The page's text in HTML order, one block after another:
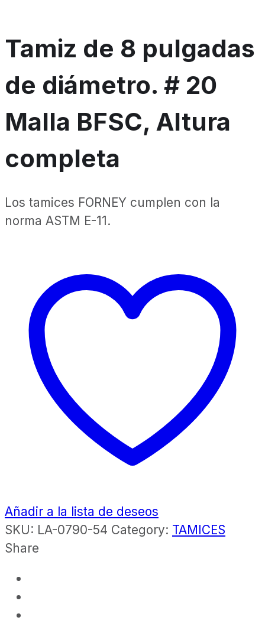
Tamiz de 8 pulgadas
de diámetro. # 20
Malla BFSC, Altura
completa
Los tamices FORNEY cumplen con la
norma ASTM E-11.
Añadir a la lista de deseos
SKU: LA-0790-54 Category: TAMICES
Share